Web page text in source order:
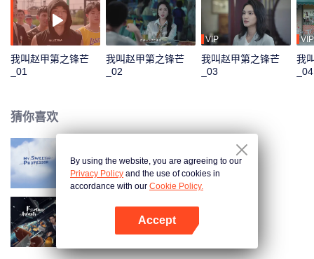
我叫赵甲第之锋芒
_01
我叫赵甲第之锋芒
_02
VIP
我叫赵甲第之锋芒
_03
VIP
我
_04
猜你喜欢
教授大人有点甜
好运将至
By using the website, you are agreeing to our
Privacy Policy and the use of cookies in
accordance with our Cookie Policy.
Accept